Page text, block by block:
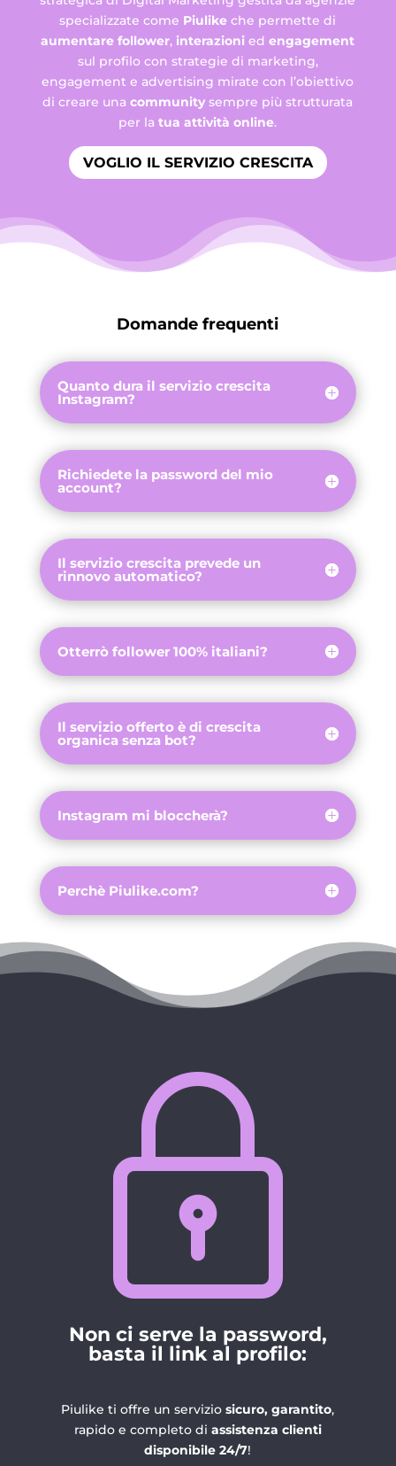
specializzate come Piulike che permette di
aumentare follower, interazioni edengagement
sul profilo con strategie di marketing,
engagement e advertising mirate con l’obiettivo
di creare unacommunity sempre più strutturata
per latua attività online.
VOGLIO IL SERVIZIO CRESCITA
Domande frequenti
Quanto dura il servizio crescita
Instagram?
Richiedete la password del mio
account?
Il servizio crescita prevede un
rinnovo automatico?
Otterrò follower 100% italiani?
Il servizio offerto è di crescita
organica senza bot?
Instagram mi bloccherà?
Perchè Piulike.com?
Non ci serve la password,
basta il link al profilo:
Piulike ti offre un serviziosicuro, garantito,
rapido e completo di assistenza clienti
disponibile 24/7!